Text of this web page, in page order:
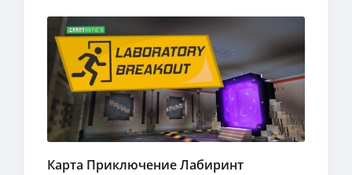
Карта Приключение Лабиринт